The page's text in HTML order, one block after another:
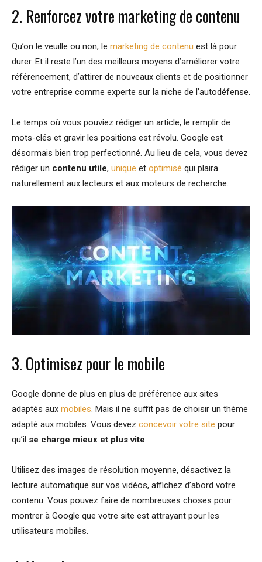
2. Renforcez votre marketing de contenu
Qu’on le veuille ou non, le marketing de contenu est là pour
durer. Et il reste l’un des meilleurs moyens d’améliorer votre
référencement, d’attirer de nouveaux clients et de positionner
votre entreprise comme experte sur la niche de l’autodéfense.
Le temps où vous pouviez rédiger un article, le remplir de
mots-clés et gravir les positions est révolu. Google est
désormais bien trop perfectionné. Au lieu de cela, vous devez
rédiger un contenu utile, unique et optimisé qui plaira
naturellement aux lecteurs et aux moteurs de recherche.
3. Optimisez pour le mobile
Google donne de plus en plus de préférence aux sites
adaptés aux mobiles. Mais il ne suffit pas de choisir un thème
adapté aux mobiles. Vous devez concevoir votre site pour
qu’il se charge mieux et plus vite.
Utilisez des images de résolution moyenne, désactivez la
lecture automatique sur vos vidéos, affichez d’abord votre
contenu. Vous pouvez faire de nombreuses choses pour
montrer à Google que votre site est attrayant pour les
utilisateurs mobiles.